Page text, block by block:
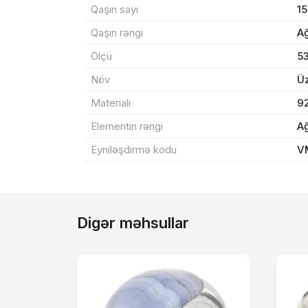
Qaşın sayı
15
Qaşın rəngi
Ölçü
53
Növ
Materialı
Elementin rəngi
Eyniləşdirmə kodu
Digər məhsullar